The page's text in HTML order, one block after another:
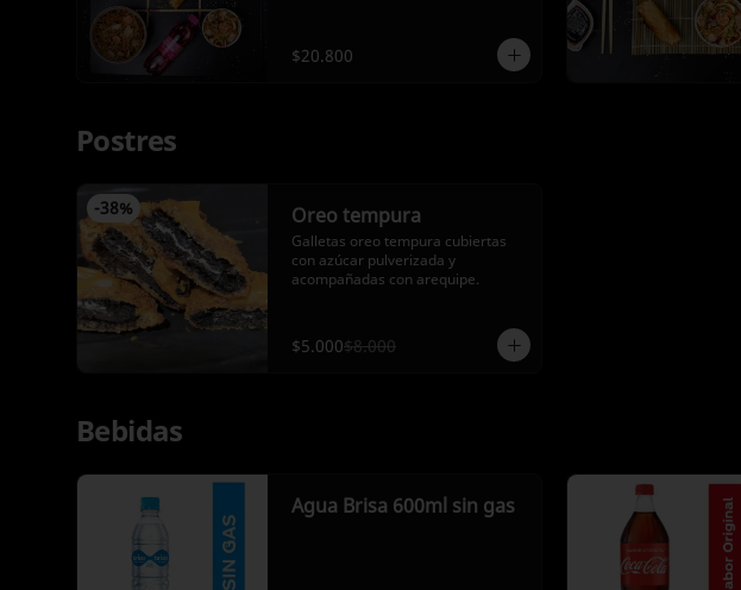
$20.800
Postres
-38% Oreo tempura
Galletas oreo tempura cubiertas
con azúcar pulverizada y
acompañadas con arequipe.
$5.000$8.000
Bebidas
Agua Brisa 600ml sin gas